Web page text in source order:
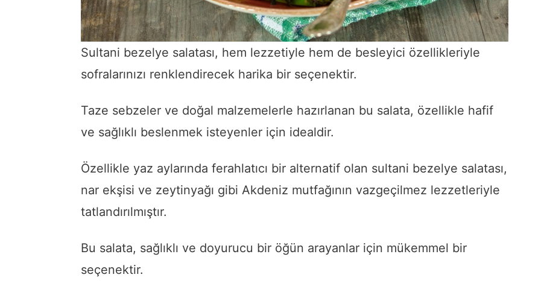
Sultani bezelye salatası, hem lezzetiyle hem de besleyici özellikleriyle
sofralarınızı renklendirecek harika bir seçenektir.
Taze sebzeler ve doğal malzemelerle hazırlanan bu salata, özellikle hafif
ve sağlıklı beslenmek isteyenler için idealdir.
Özellikle yaz aylarında ferahlatıcı bir alternatif olan sultani bezelye salatası,
nar ekşisi ve zeytinyağı gibi Akdeniz mutfağının vazgeçilmez lezzetleriyle
tatlandırılmıştır.
Bu salata, sağlıklı ve doyurucu bir öğün arayanlar için mükemmel bir
seçenektir.